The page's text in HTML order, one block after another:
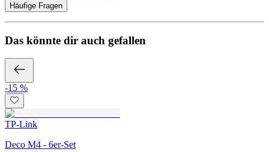
Häufige Fragen
Das könnte dir auch gefallen
-15 %
TP-Link
Deco M4 - 6er-Set